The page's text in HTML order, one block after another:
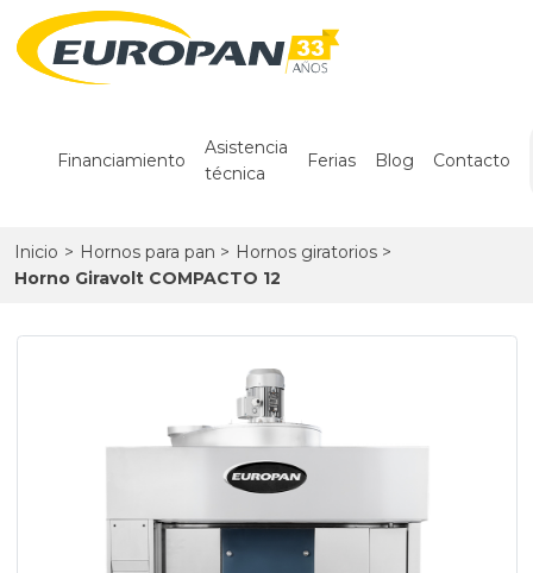
Financiamiento
Asistencia
técnica
Ferias Blog Contacto
Inicio > Hornos para pan > Hornos giratorios >
Horno Giravolt COMPACTO 12